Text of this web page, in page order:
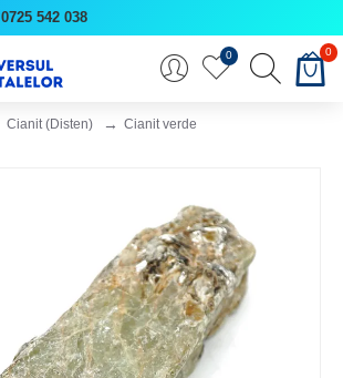
0725 542 038
0 0
Cianit (Disten) Cianit verde